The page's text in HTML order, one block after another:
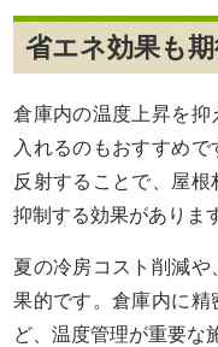
省エネ効果も
倉庫内の温度上昇を抑
入れるのもおすすめ
反射することで、屋
抑制する効果がありま
夏の冷房コスト削減
果的です。倉庫内に
ど、温度管理が重要な